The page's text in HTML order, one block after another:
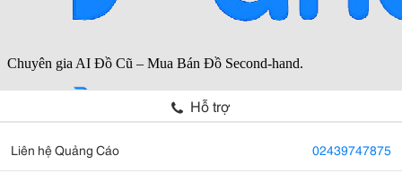
Hỗ trợ
Liên hệ Quảng Cáo 02439747875